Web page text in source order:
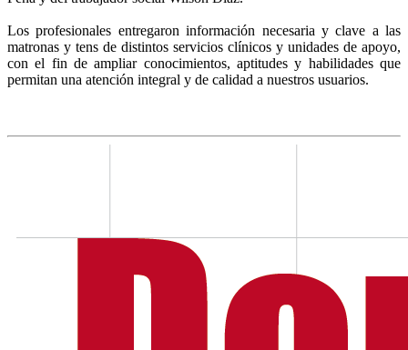
Los profesionales entregaron información necesaria y clave a las
matronas y tens de distintos servicios clínicos y unidades de apoyo,
con el fin de ampliar conocimientos, aptitudes y habilidades que
permitan una atención integral y de calidad a nuestros usuarios.